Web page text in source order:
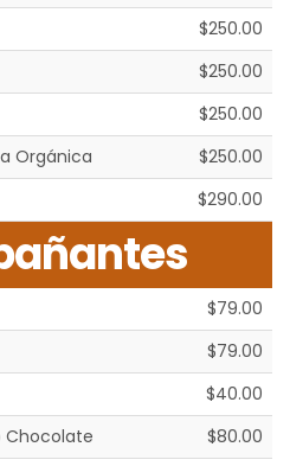
$250.00
$250.00
$250.00
Orgánica
$250.00
$290.00
$79.00
$79.00
$40.00
Chocolate
$80.00